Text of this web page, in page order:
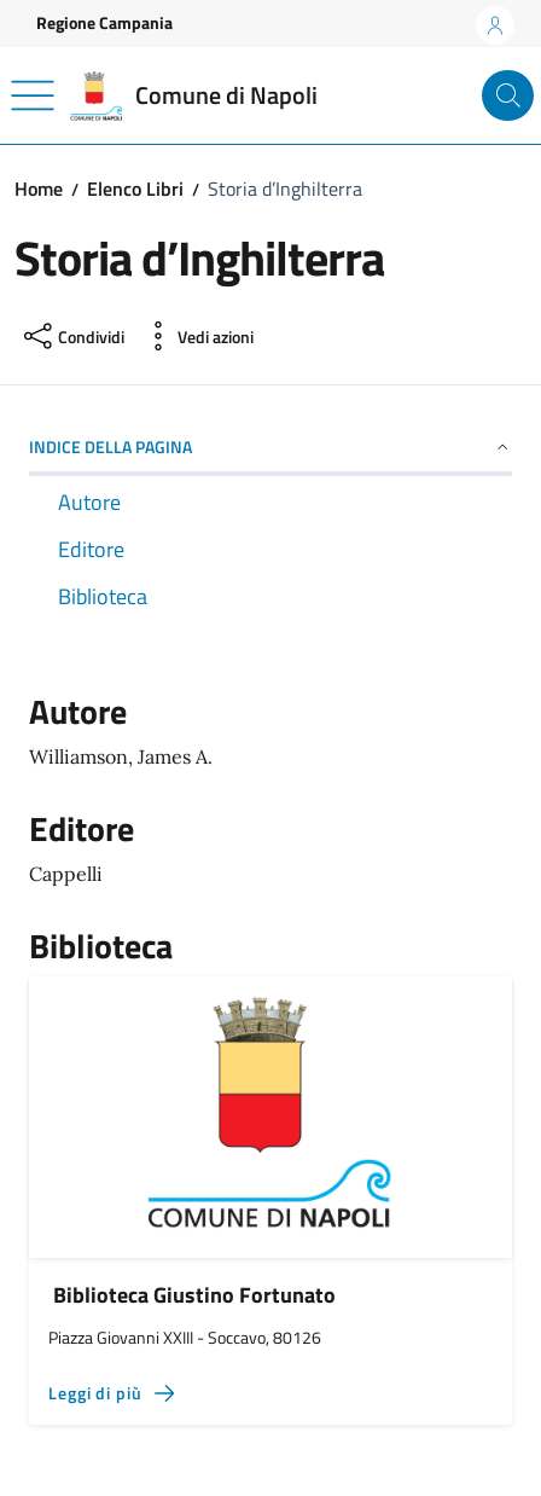
Vai ai contenuti
Vai al footer
Regione Campania
Comune di Napoli
Home Elenco Libri Storia d’Inghilterra
Storia d’Inghilterra
Condividi Vedi azioni
INDICE DELLA PAGINA
Autore
Editore
Biblioteca
Autore
Williamson, James A.
Editore
Cappelli
Biblioteca
Biblioteca Giustino Fortunato
Piazza Giovanni XXIII - Soccavo, 80126
Leggi di più